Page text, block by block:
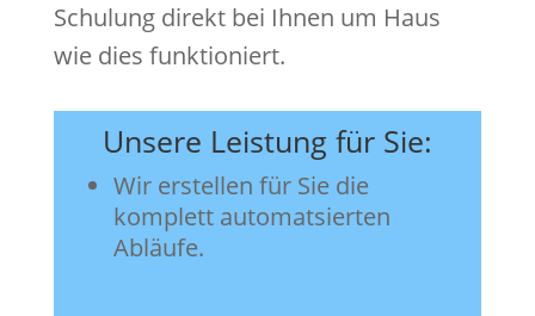
Schulung direkt bei Ihnen um Haus
wie dies funktioniert.
Unsere Leistung für Sie:
Wir erstellen für Sie die
komplett automatsierten
Abläufe.